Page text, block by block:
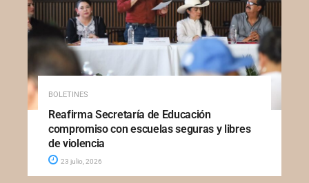
BOLETINES
Reafirma Secretaría de Educación
compromiso con escuelas seguras y libres
de violencia
23 julio, 2026